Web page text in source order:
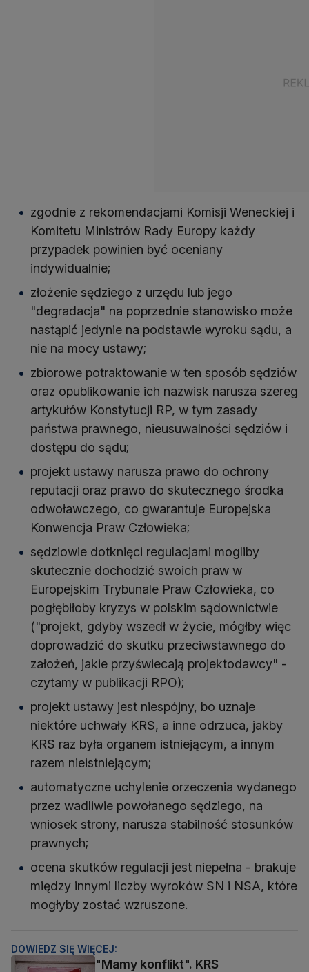
zgodnie z rekomendacjami Komisji Weneckiej i
Komitetu Ministrów Rady Europy każdy
przypadek powinien być oceniany
indywidualnie;
złożenie sędziego z urzędu lub jego
"degradacja" na poprzednie stanowisko może
nastąpić jedynie na podstawie wyroku sądu, a
nie na mocy ustawy;
zbiorowe potraktowanie w ten sposób sędziów
oraz opublikowanie ich nazwisk narusza szereg
artykułów Konstytucji RP, w tym zasady
państwa prawnego, nieusuwalności sędziów i
dostępu do sądu;
projekt ustawy narusza prawo do ochrony
reputacji oraz prawo do skutecznego środka
odwoławczego, co gwarantuje Europejska
Konwencja Praw Człowieka;
sędziowie dotknięci regulacjami mogliby
skutecznie dochodzić swoich praw w
Europejskim Trybunale Praw Człowieka, co
pogłębiłoby kryzys w polskim sądownictwie
("projekt, gdyby wszedł w życie, mógłby więc
doprowadzić do skutku przeciwstawnego do
założeń, jakie przyświecają projektodawcy" -
czytamy w publikacji RPO);
projekt ustawy jest niespójny, bo uznaje
niektóre uchwały KRS, a inne odrzuca, jakby
KRS raz była organem istniejącym, a innym
razem nieistniejącym;
automatyczne uchylenie orzeczenia wydanego
przez wadliwie powołanego sędziego, na
wniosek strony, narusza stabilność stosunków
prawnych;
ocena skutków regulacji jest niepełna - brakuje
między innymi liczby wyroków SN i NSA, które
mogłyby zostać wzruszone.
DOWIEDZ SIĘ WIĘCEJ:
"Mamy konflikt". KRS